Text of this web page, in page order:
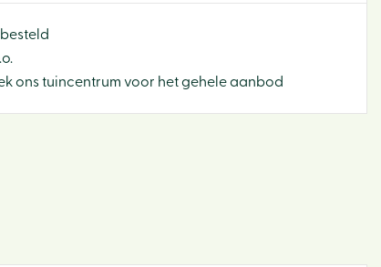
ons tuincentrum voor het gehele aanbod